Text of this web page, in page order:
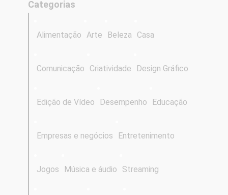
Categorias
Alimentação Arte Beleza Casa
Comunicação Criatividade Design Gráfico
Edição de Vídeo Desempenho Educação
Empresas e negócios Entretenimento
Jogos Música e áudio Streaming